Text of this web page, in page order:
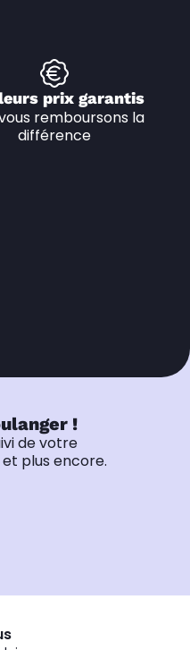
prix garantis
remboursons la
différence
!
de votre
plus encore.